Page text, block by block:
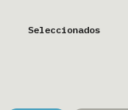
Seleccionados